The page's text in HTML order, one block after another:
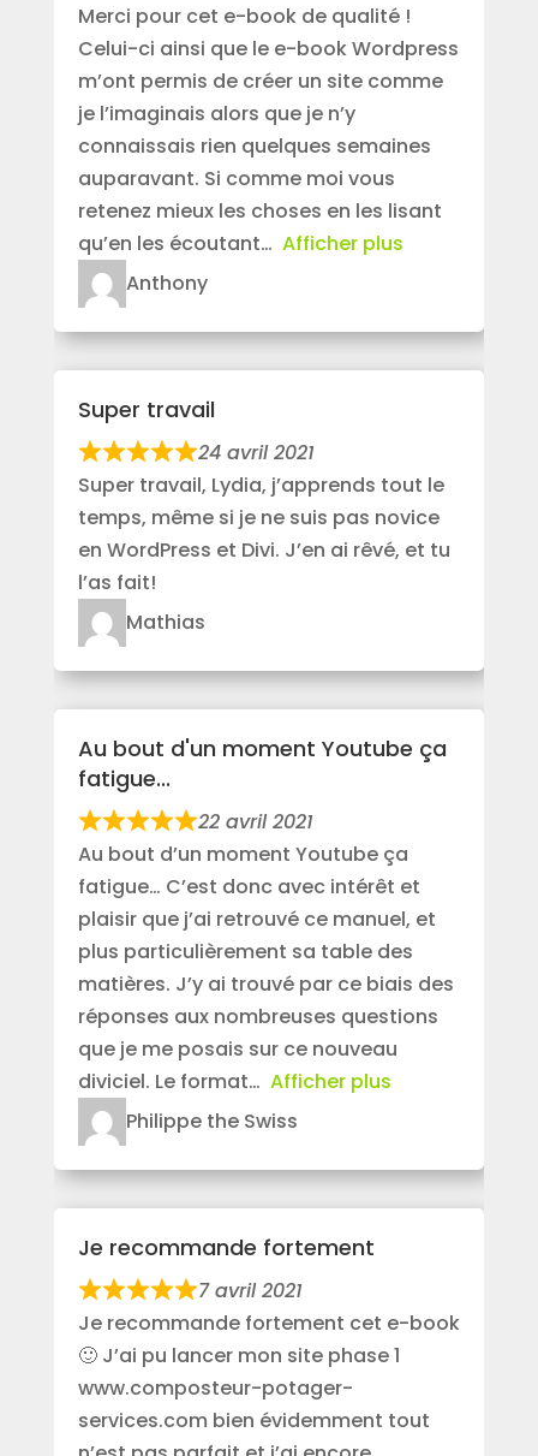
Merci pour cet e-book de qualité !
Celui-ci ainsi que le e-book Wordpress
m’ont permis de créer un site comme
je l’imaginais alors que je n’y
connaissais rien quelques semaines
auparavant. Si comme moi vous
retenez mieux les choses en les lisant
qu’en les écoutant
Afficher plus
Anthony
Super travail
24 avril 2021
Super travail, Lydia, j’apprends tout le
temps, même si je ne suis pas novice
en WordPress et Divi. J’en ai rêvé, et tu
l’as fait!
Mathias
Au bout d'un moment Youtube ça
fatigue...
22 avril 2021
Au bout d’un moment Youtube ça
fatigue… C’est donc avec intérêt et
plaisir que j’ai retrouvé ce manuel, et
plus particulièrement sa table des
matières. J’y ai trouvé par ce biais des
réponses aux nombreuses questions
que je me posais sur ce nouveau
diviciel. Le format
Afficher plus
Philippe the Swiss
Je recommande fortement
7 avril 2021
Je recommande fortement cet e-book
🙂 J’ai pu lancer mon site phase 1
www.composteur-potager-
services.com bien évidemment tout